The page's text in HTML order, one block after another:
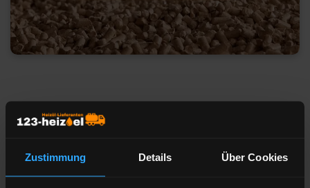
Zustimmung Details Über Cookies
Heizöl-Preisangebot für 45657
Liefermenge